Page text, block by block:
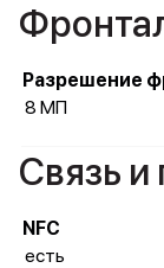
Разрешение
8 МП
Связь
NFC
есть